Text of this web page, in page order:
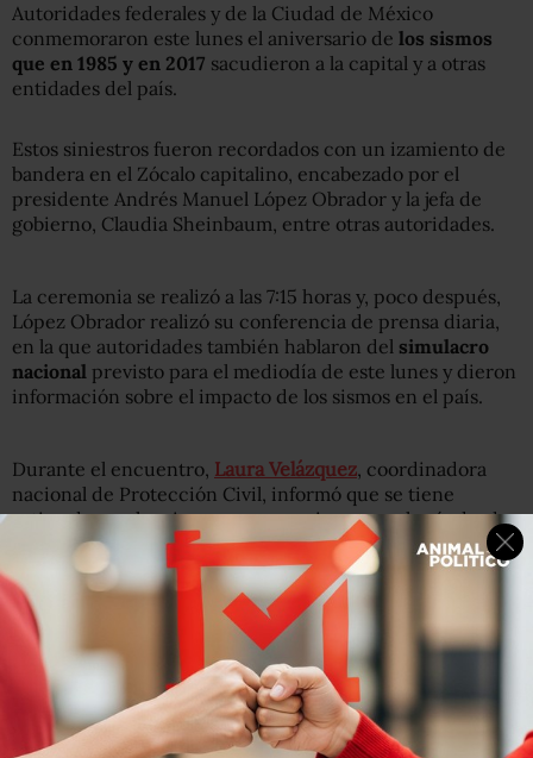
Autoridades federales y de la Ciudad de México
conmemoraron este lunes el aniversario de los sismos
que en 1985 y en 2017 sacudieron a la capital y a otras
entidades del país.
Estos siniestros fueron recordados con un izamiento de
bandera en el Zócalo capitalino, encabezado por el
presidente Andrés Manuel López Obrador y la jefa de
gobierno, Claudia Sheinbaum, entre otras autoridades.
La ceremonia se realizó a las 7:15 horas y, poco después,
López Obrador realizó su conferencia de prensa diaria,
en la que autoridades también hablaron del simulacro
nacional previsto para el mediodía de este lunes y dieron
información sobre el impacto de los sismos en el país.
Durante el encuentro, Laura Velázquez, coordinadora
nacional de Protección Civil, informó que se tiene
estimado que los sismos que ocurrieron en el país desde
1985 hasta 2021
causaron la muerte de 6 mil 551
personas, afectaron a 16.8 millones de personas y
tuvieron un costo de 356 mil millones de pesos.
#SimulacroNacional2022| Laura Velázquez, titular de
@CNPC_MX
, recordó cuáles son los objetivos de este
ejercicio cívico y cuáles son las acciones a seguir luego
de que suene la#AlertaSísmica. 👇